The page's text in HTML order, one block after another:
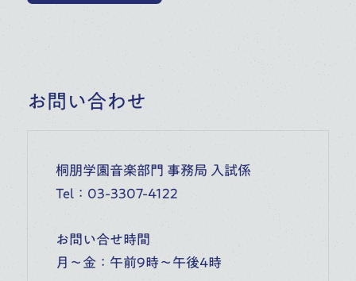
お問い合わせ
桐朋学園音楽部門 事務局 入試係
Tel：03-3307-4122
お問い合せ時間
月～金：午前9時～午後4時